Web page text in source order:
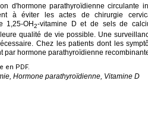
d'hormone parathyroïdienne circulante
à éviter les actes de chirurgie
1,25-OH2-vitamine D et de sels de
qualité de vie possible. Une
Chez les patients dont les
par hormone parathyroïdienne
en PDF.
Hormone parathyroïdienne, Vitamine D